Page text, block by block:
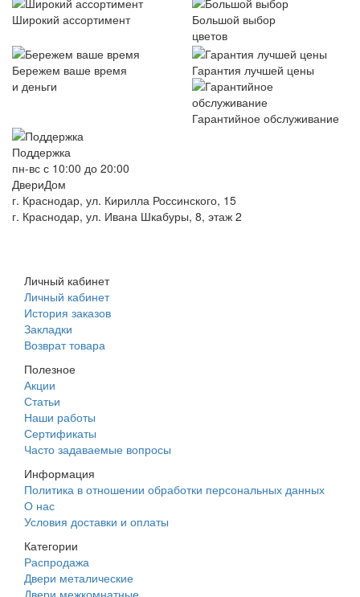
Широкий ассортимент
Большой выбор
цветов
Бережем ваше время
и деньги
Гарантия лучшей цены
Гарантийное обслуживание
Поддержка
пн-вс с 10:00 до 20:00
ДвериДом
г. Краснодар, ул. Кирилла Россинского, 15
г. Краснодар, ул. Ивана Шкабуры, 8, этаж 2
Личный кабинет
Личный кабинет
История заказов
Закладки
Возврат товара
Полезное
Акции
Статьи
Наши работы
Сертификаты
Часто задаваемые вопросы
Информация
Политика в отношении обработки персональных данных
О нас
Условия доставки и оплаты
Категории
Распродажа
Двери металические
Двери межкомнатные